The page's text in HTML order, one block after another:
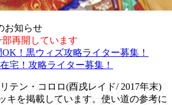
お知らせ
再開しています
OK！黒ウィズ攻略ライター募集！
宅！攻略ライター募集！
テン・コロロ(酉戌レイド/ 2017年末)
キを掲載しています。使い道の参考に